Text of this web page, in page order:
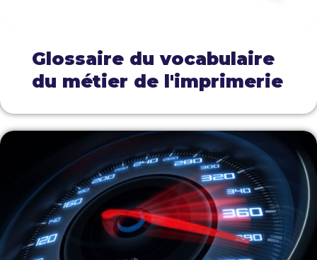
Glossaire du vocabulaire
du métier de l'imprimerie